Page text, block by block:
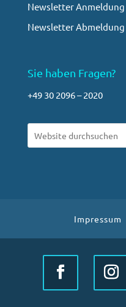
Newsletter Anmeldung
Newsletter Abmeldung
Sie haben Fragen?
+49 30 2096 – 2020
Impressum